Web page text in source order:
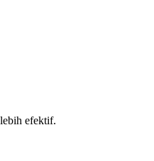
efektif.